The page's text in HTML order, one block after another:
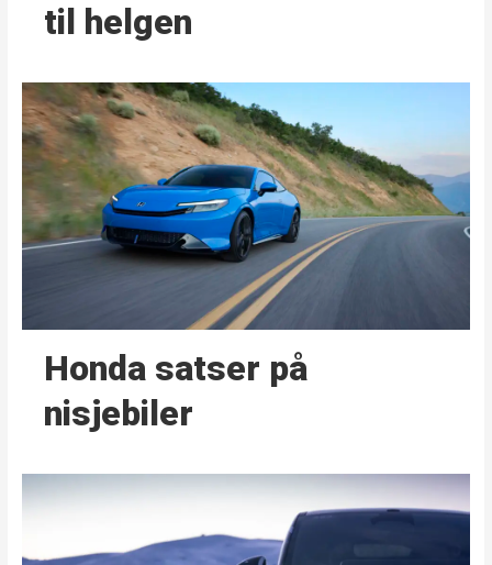
til helgen
Honda satser på
nisjebiler